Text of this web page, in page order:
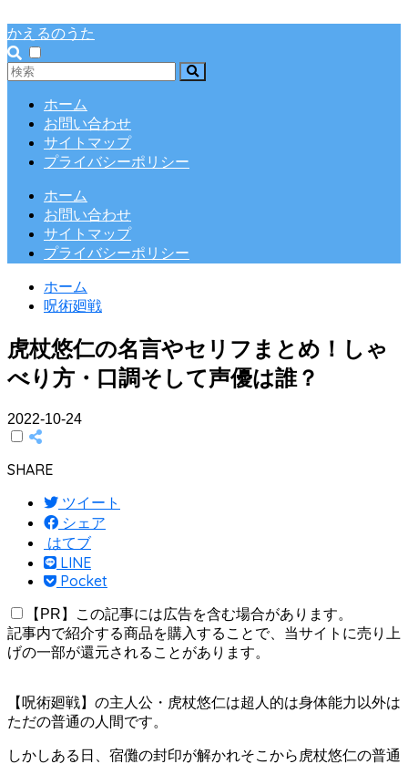
かえるのうた
ホーム
お問い合わせ
サイトマップ
プライバシーポリシー
ホーム
お問い合わせ
サイトマップ
プライバシーポリシー
ホーム
呪術廻戦
虎杖悠仁の名言やセリフまとめ！しゃ
べり方・口調そして声優は誰？
2022-10-24
SHARE
ツイート
シェア
はてブ
LINE
Pocket
【PR】この記事には広告を含む場合があります。
記事内で紹介する商品を購入することで、当サイトに売り上
げの一部が還元されることがあります。
【呪術廻戦】の主人公・虎杖悠仁は超人的は身体能力以外は
ただの普通の人間です。
しかしある日、宿儺の封印が解かれそこから虎杖悠仁の普通